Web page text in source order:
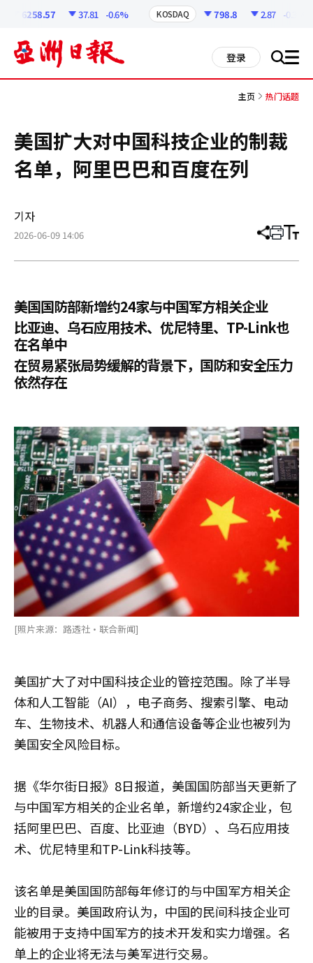
6258.57 37.81 -0.6% KOSDAQ 798.8 2.87 -0.36%
登录 搜 all
主页 热门话题
美国扩大对中国科技企业的制裁
名单，阿里巴巴和百度在列
기자
2026-06-09 14:06 分
章
打 调
小
美国国防部新增约24家与中国军方相关企业
比亚迪、乌石应用技术、优尼特里、TP-Link也
在名单中
在贸易紧张局势缓解的背景下，国防和安全压力
依然存在
[照片来源：路透社·联合新闻]
美国扩大了对中国科技企业的管控范围。除了半导
体和人工智能（AI），电子商务、搜索引擎、电动
车、生物技术、机器人和通信设备等企业也被列为
美国安全风险目标。
据《华尔街日报》8日报道，美国国防部当天更新了
与中国军方相关的企业名单，新增约24家企业，包
括阿里巴巴、百度、比亚迪（BYD）、乌石应用技
术、优尼特里和TP-Link科技等。
该名单是美国国防部每年修订的与中国军方相关企
业的目录。美国政府认为，中国的民间科技企业可
能被用于支持中国军方的技术开发和实力增强。名
单上的企业将无法与美军进行交易。